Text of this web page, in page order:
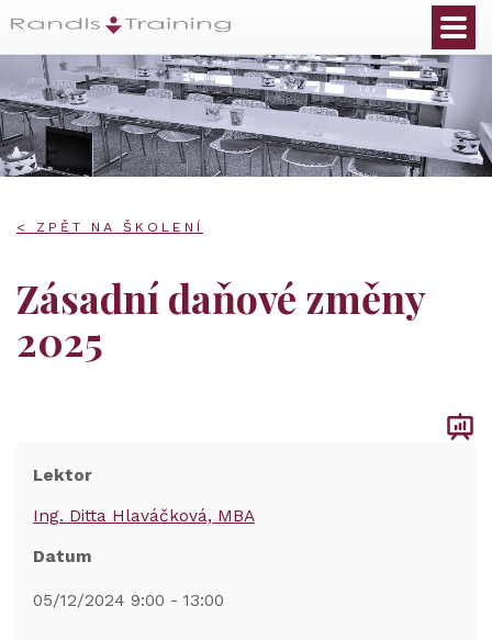
< ZPĚT NA ŠKOLENÍ
Zásadní daňové změny
2025
Lektor
Ing. Ditta Hlaváčková, MBA
Datum
05/12/2024 9:00 - 13:00